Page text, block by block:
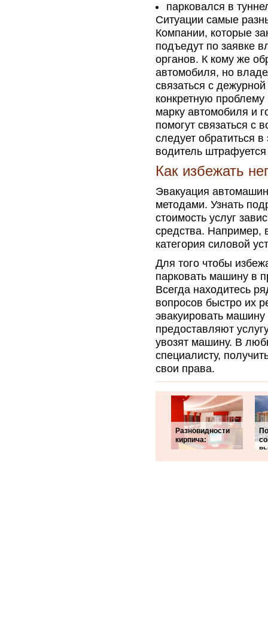
парковался в
Ситуации самые
Компании, которые
подъедут по заявке
органов. К кому же
автомобиля, но
связаться с
конкретную проблему
марку автомобиля и
помогут связаться с
следует обратиться
водитель
Как избежать
Эвакуация
методами. Узнать
стоимость услуг
средства. Например,
категория силовой
Для того чтобы
парковать машину в
Всегда находитесь
вопросов быстро их
эвакуировать
предоставляют
увозят машину. В
специалисту,
свои права.
Разновидности
кирпича: